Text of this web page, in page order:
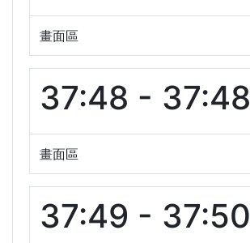
畫面區
37:48 - 37:48
畫面區
37:49 - 37:50